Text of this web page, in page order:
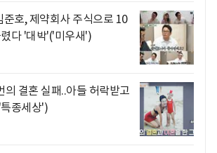
호, 제약회사 주식으로 10
다 '대박'('미우새')
의 결혼 실패..아들 허락받고
종세상')